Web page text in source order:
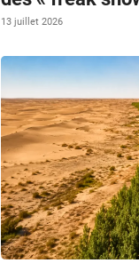
13 juillet 2026